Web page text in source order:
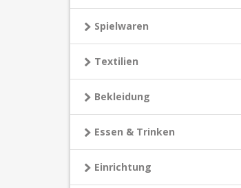
Spielwaren
Textilien
Bekleidung
Essen & Trinken
Einrichtung